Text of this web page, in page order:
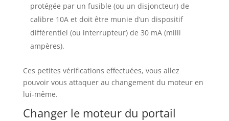
protégée par un fusible (ou un disjoncteur) de
calibre 10A et doit être munie d’un dispositif
différentiel (ou interrupteur) de 30 mA (milli
ampères).
Ces petites vérifications effectuées, vous allez
pouvoir vous attaquer au changement du moteur en
lui-même.
Changer le moteur du portail